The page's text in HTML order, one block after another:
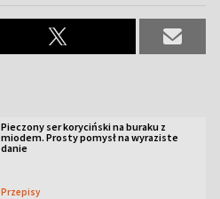
Pieczony ser koryciński na buraku z
miodem. Prosty pomysł na wyraziste
danie
Przepisy